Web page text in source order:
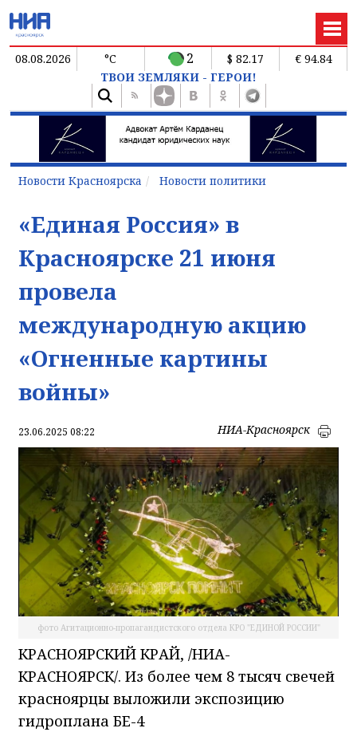
08.08.2026 °C 2 $ 82.17
€ 94.84
ТВОИ ЗЕМЛЯКИ - ГЕРОИ!
Новости Красноярска Новости политики
«Единая Россия» в
Красноярске 21 июня
провела
международную акцию
«Огненные картины
войны»
23.06.2025 08:22 НИА-Красноярск
фото Агитационно-пропагандистского отдела КРО "ЕДИНОЙ РОССИИ"
КРАСНОЯРСКИЙ КРАЙ, /НИА-
КРАСНОЯРСК/. Из более чем 8 тысяч свечей
красноярцы выложили экспозицию
гидроплана БЕ-4